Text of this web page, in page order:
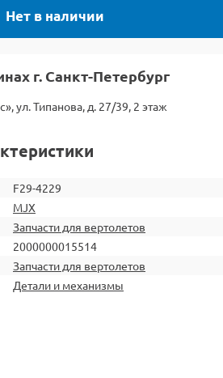
Нет в наличии
г. Санкт-Петербург
ул. Типанова, д. 27/39, 2 этаж
F29-4229
MJX
Запчасти для вертолетов
2000000015514
Запчасти для вертолетов
Детали и механизмы